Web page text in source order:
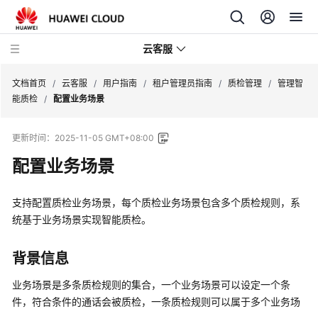
云客服
品
介
绍
快
速
门
用
户
文档首页 / 云客服 / 用户指南 / 租户管理员指南 / 质检管理 / 管理智
能质检 / 配置业务场景
更新时间： 2025-11-05 GMT+08:00
配置业务场景
支持配置质检业务场景，每个质检业务场景包含多个质检规则，系
统基于业务场景实现智能质检。
背景信息
业务场景是多条质检规则的集合，一个业务场景可以设定一个条
件，符合条件的通话会被质检，一条质检规则可以属于多个业务场